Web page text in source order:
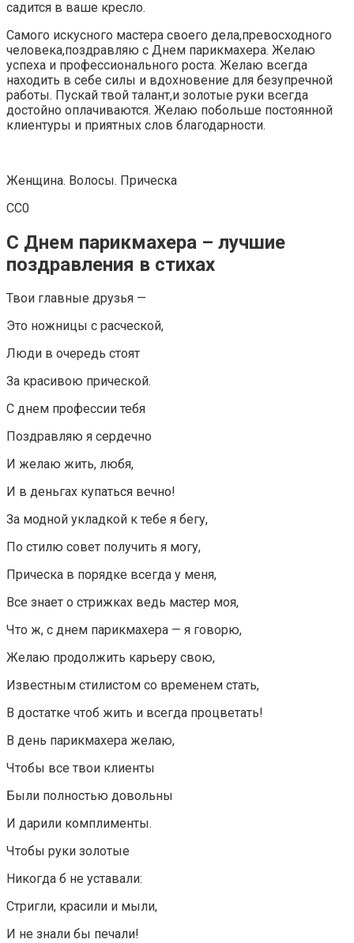
садится в ваше кресло.
Самого искусного мастера своего дела,превосходного
человека,поздравляю с Днем парикмахера. Желаю
успеха и профессионального роста. Желаю всегда
находить в себе силы и вдохновение для безупречной
работы. Пускай твой талант,и золотые руки всегда
достойно оплачиваются. Желаю побольше постоянной
клиентуры и приятных слов благодарности.
Женщина. Волосы. Прическа
СС0
С Днем парикмахера – лучшие
поздравления в стихах
Твои главные друзья —
Это ножницы с расческой,
Люди в очередь стоят
За красивою прической.
С днем профессии тебя
Поздравляю я сердечно
И желаю жить, любя,
И в деньгах купаться вечно!
За модной укладкой к тебе я бегу,
По стилю совет получить я могу,
Прическа в порядке всегда у меня,
Все знает о стрижках ведь мастер моя,
Что ж, с днем парикмахера — я говорю,
Желаю продолжить карьеру свою,
Известным стилистом со временем стать,
В достатке чтоб жить и всегда процветать!
В день парикмахера желаю,
Чтобы все твои клиенты
Были полностью довольны
И дарили комплименты.
Чтобы руки золотые
Никогда б не уставали:
Стригли, красили и мыли,
И не знали бы печали!